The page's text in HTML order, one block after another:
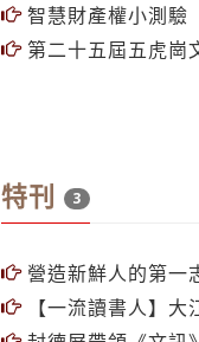
智慧財產權小測驗
第二十五屆五虎崗
特刊 3
營造新鮮人的第一
【一流讀書人】大